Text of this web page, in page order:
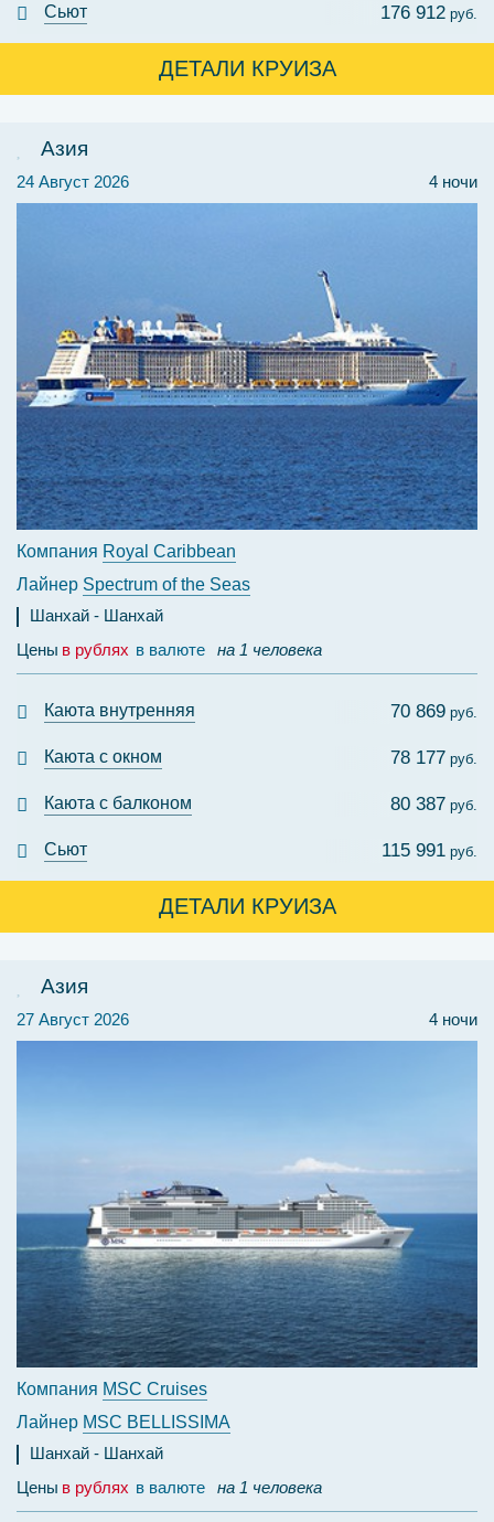
Сьют 176 912 руб.
ДЕТАЛИ КРУИЗА
Азия
4 ночи
24 Август 2026
Компания Royal Caribbean
Лайнер Spectrum of the Seas
Шанхай
Шанхай
Цены в рублях в валюте на 1 человека
Каюта внутренняя 70 869 руб.
Каюта с окном 78 177 руб.
Каюта с балконом 80 387 руб.
Сьют 115 991 руб.
ДЕТАЛИ КРУИЗА
Азия
4 ночи
27 Август 2026
Компания MSC Cruises
Лайнер MSC BELLISSIMA
Шанхай
Шанхай
Цены в рублях в валюте на 1 человека